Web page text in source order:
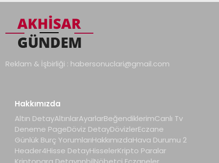
Reklam & İşbirliği : habersonuclari@gmail.com
Hakkımızda
Altın DetayAltınlarAyarlarBeğendiklerimCanlı Tv
Deneme PageDöviz DetayDövizlerEczane
Günlük Burç YorumlarıHakkımızdaHava Durumu 2
Header4Hisse DetayHisselerKripto Paralar